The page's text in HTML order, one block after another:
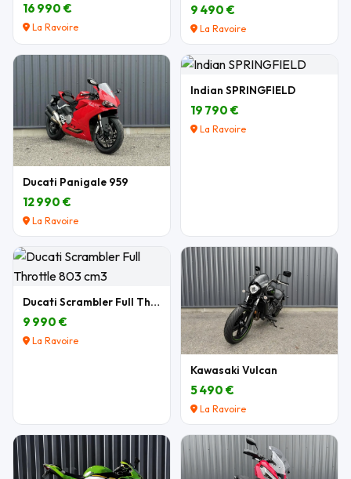
16 990 €
La Ravoire
9 490 €
La Ravoire
Ducati Panigale 959
12 990 €
La Ravoire
Indian SPRINGFIELD
19 790 €
La Ravoire
Ducati Scrambler Full Throttle 803 cm3
9 990 €
La Ravoire
Kawasaki Vulcan
5 490 €
La Ravoire